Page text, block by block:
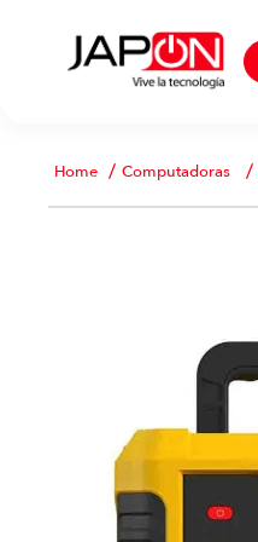
Computadoras